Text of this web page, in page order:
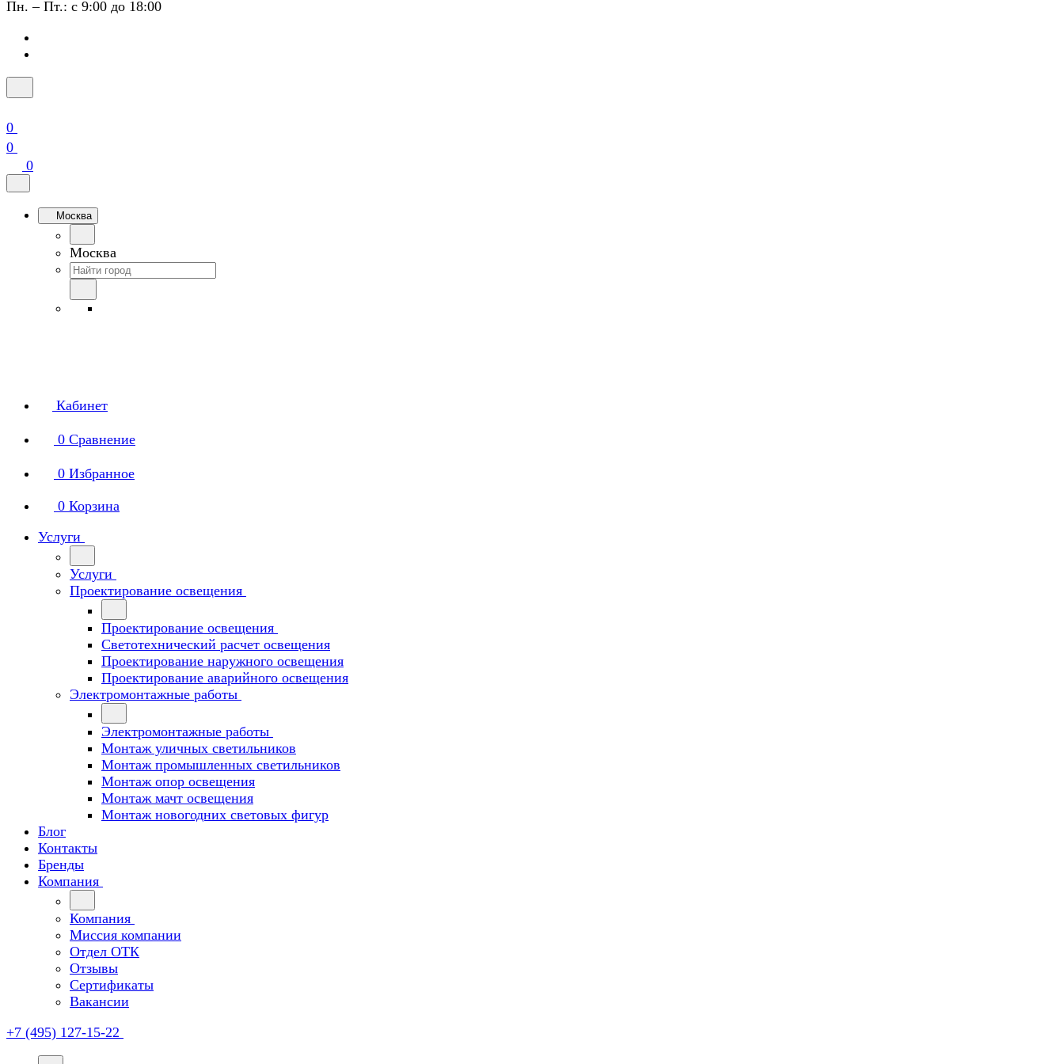
Пн. – Пт.: с 9:00 до 18:00
0
0
0
Москва
Москва
Кабинет
0 Сравнение
0 Избранное
0 Корзина
Услуги
Услуги
Проектирование освещения
Проектирование освещения
Светотехнический расчет освещения
Проектирование наружного освещения
Проектирование аварийного освещения
Электромонтажные работы
Электромонтажные работы
Монтаж уличных светильников
Монтаж промышленных светильников
Монтаж опор освещения
Монтаж мачт освещения
Монтаж новогодних световых фигур
Блог
Контакты
Бренды
Компания
Компания
Миссия компании
Отдел ОТК
Отзывы
Сертификаты
Вакансии
+7 (495) 127-15-22